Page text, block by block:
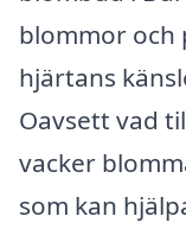
blommor och
hjärtans
Oavsett vad
vacker
som kan